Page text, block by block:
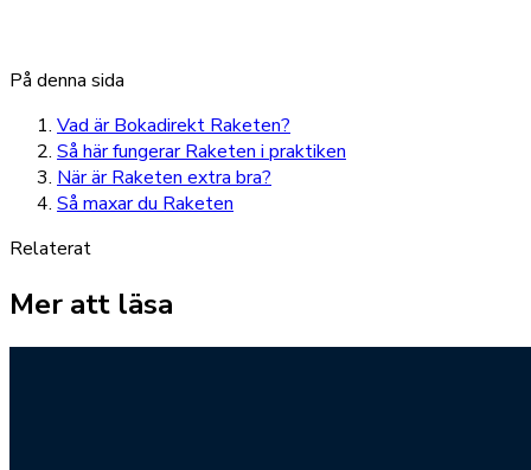
På denna sida
Vad är Bokadirekt Raketen?
Så här fungerar Raketen i praktiken
När är Raketen extra bra?
Så maxar du Raketen
Relaterat
Mer att läsa